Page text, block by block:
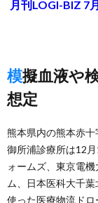
月刊LOGI-BIZ 7
模擬血液や検体など輸送、被害状況確認も
想定
熊本県内の熊本赤
御所浦診療所は12
ォームズ、東京電
ム、日本医科大千
使った医療物流ド